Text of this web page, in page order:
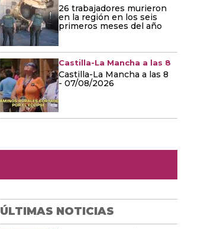
26 trabajadores murieron
en la región en los seis
primeros meses del año
Castilla-La Mancha a las 8
Castilla-La Mancha a las 8
- 07/08/2026
ÚLTIMAS NOTICIAS